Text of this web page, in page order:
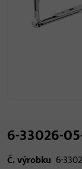
6-33026-
Č. výrobku 6-